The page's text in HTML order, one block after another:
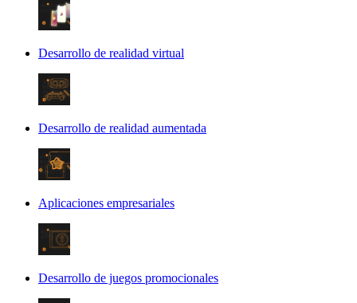
Desarrollo de realidad virtual
Desarrollo de realidad aumentada
Aplicaciones empresariales
Desarrollo de juegos promocionales